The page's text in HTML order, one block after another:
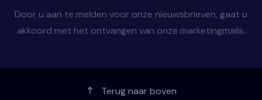
Door u aan te melden voor onze nieuwsbrieven, gaat u
akkoord met het ontvangen van onze marketingmails.
Terug naar boven